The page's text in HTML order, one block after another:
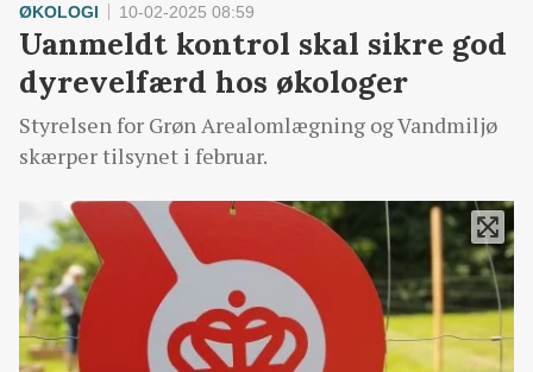
ØKOLOGI 10-02-2025 08:59
Uanmeldt kontrol skal sikre god
dyrevelfærd hos økologer
Styrelsen for Grøn Arealomlægning og Vandmiljø
skærper tilsynet i februar.